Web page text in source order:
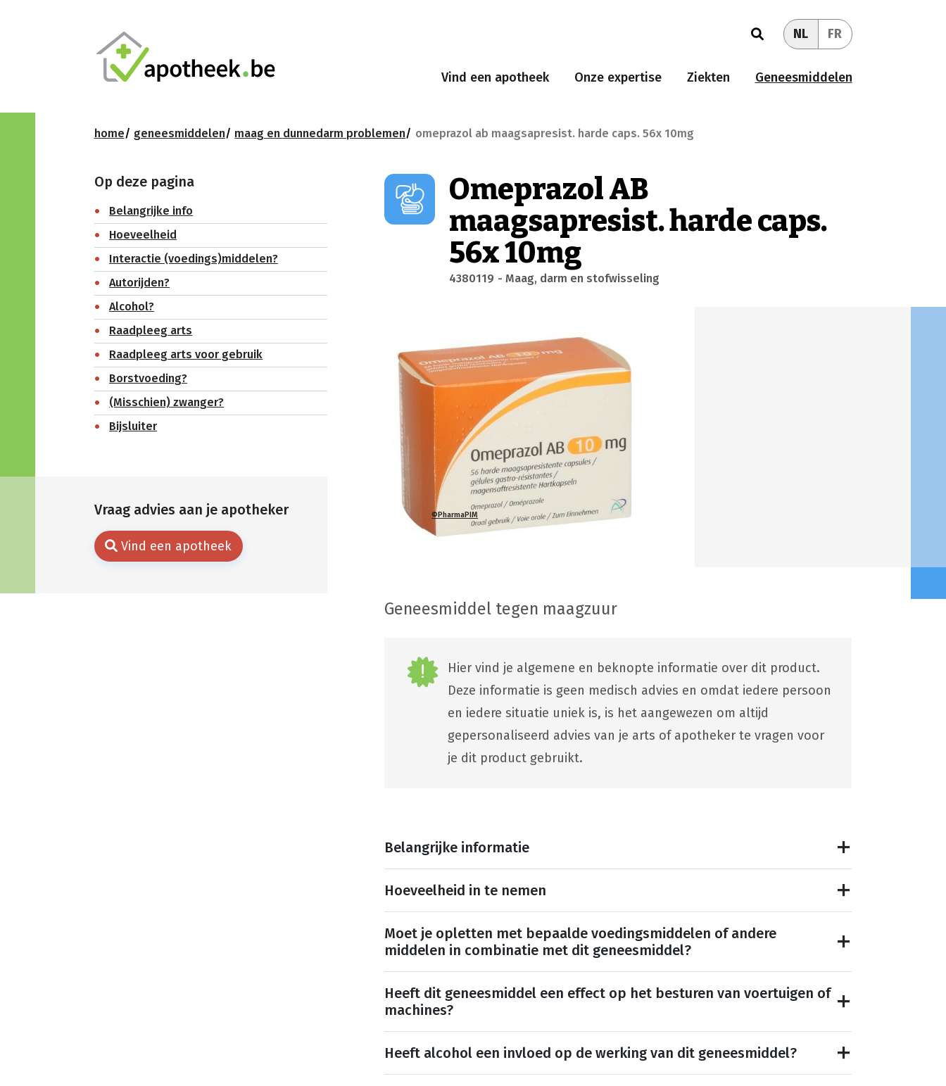
NL FR
Vind een apotheek Onze expertise Ziekten Geneesmiddelen
home geneesmiddelen maag en dunnedarm problemen omeprazol ab maagsapresist. harde caps. 56x 10mg
Vraag advies aan je apotheker
Vind een apotheek
Op deze pagina
Belangrijke info
Hoeveelheid
Interactie (voedings)middelen?
Autorijden?
Alcohol?
Raadpleeg arts
Raadpleeg arts voor gebruik
Borstvoeding?
(Misschien) zwanger?
Bijsluiter
Omeprazol AB
maagsapresist. harde caps.
56x 10mg
4380119 - Maag, darm en stofwisseling
©PharmaPIM
Geneesmiddel tegen maagzuur
Hier vind je algemene en beknopte informatie over dit product.
Deze informatie is geen medisch advies en omdat iedere persoon
en iedere situatie uniek is, is het aangewezen om altijd
gepersonaliseerd advies van je arts of apotheker te vragen voor
je dit product gebruikt.
Belangrijke informatie
Hoeveelheid in te nemen
Moet je opletten met bepaalde voedingsmiddelen of andere
middelen in combinatie met dit geneesmiddel?
Heeft dit geneesmiddel een effect op het besturen van voertuigen of
machines?
Heeft alcohol een invloed op de werking van dit geneesmiddel?